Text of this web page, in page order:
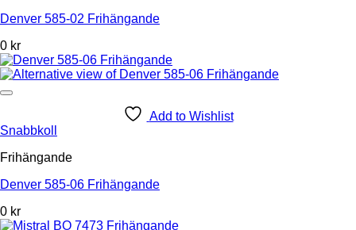
Denver 585-02 Frihängande
0 kr
Add to Wishlist
Snabbkoll
Frihängande
Denver 585-06 Frihängande
0 kr